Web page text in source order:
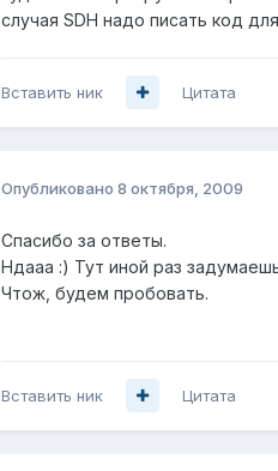
случая SDH надо писать код
Вставить ник Цитата
Опубликовано 8 октября, 2009
Спасибо за ответы.
Ндааа :) Тут иной раз
Чтож, будем пробовать.
Вставить ник Цитата